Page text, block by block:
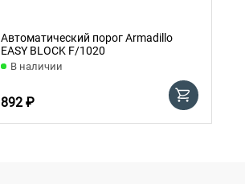
Автоматический порог Armadillo
EASY BLOCK F/1020
В наличии
892 ₽